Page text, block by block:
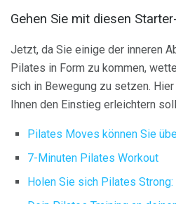
Gehen Sie mit diesen
Jetzt, da Sie einige der inneren
Pilates in Form zu kommen,
sich in Bewegung zu setzen.
Ihnen den Einstieg erleichtern
Pilates Moves können Sie
7-Minuten Pilates Workout
Holen Sie sich Pilates